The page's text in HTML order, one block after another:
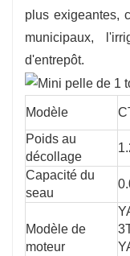
plus exigeantes,
municipaux,
d'entrepôt.
Modèle
Poids au
décollage
Capacité du
seau
Modèle de
moteur